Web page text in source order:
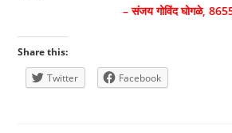
– संजय गोविंद घोगळे,
Share this:
Twitter
Facebook